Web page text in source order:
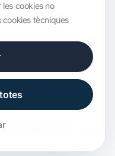
Transfer Pricing
cookies no
cookies tècniques